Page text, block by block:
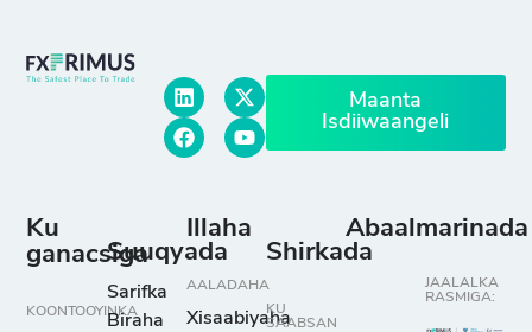
Maanta
Isdiiwaangeli
Ku
ganacsiga
KOONTOOYINKA
Suuqyada
Sarifka
Biraha
Illaha
AALADAHA
Xisaabiyaha
Shirkada
KU
SAABSAN
Abaalmarinada
JAALALKA
RASMIGA: